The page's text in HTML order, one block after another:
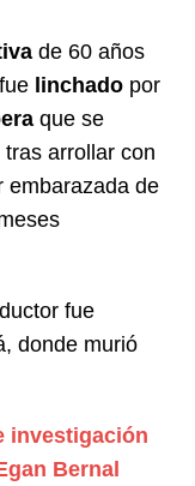
de 60 años
linchado por
que se
tras arrollar con
embarazada de
fue
donde murió
investigación
Bernal